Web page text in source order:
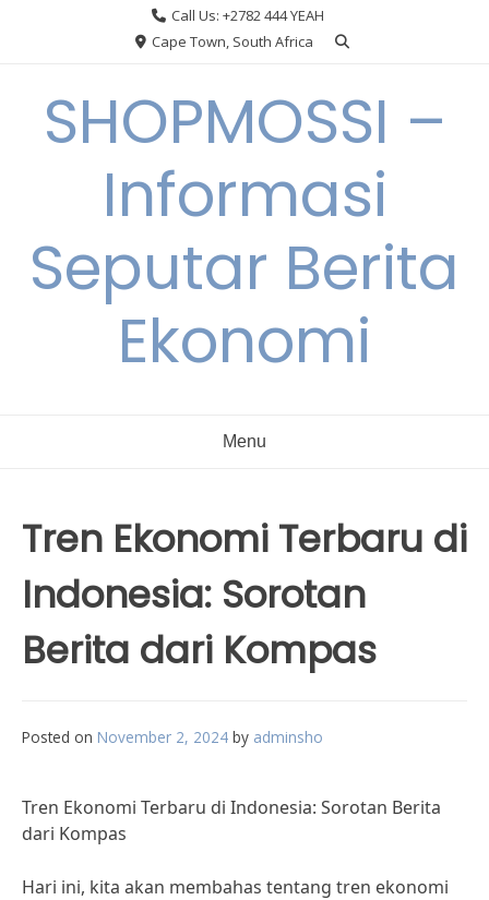
Call Us: +2782 444 YEAH
Cape Town, South Africa
SHOPMOSSI –
Informasi
Seputar Berita
Ekonomi
Menu
Tren Ekonomi Terbaru di
Indonesia: Sorotan
Berita dari Kompas
Posted on November 2, 2024 by adminsho
Tren Ekonomi Terbaru di Indonesia: Sorotan Berita
dari Kompas
Hari ini, kita akan membahas tentang tren ekonomi